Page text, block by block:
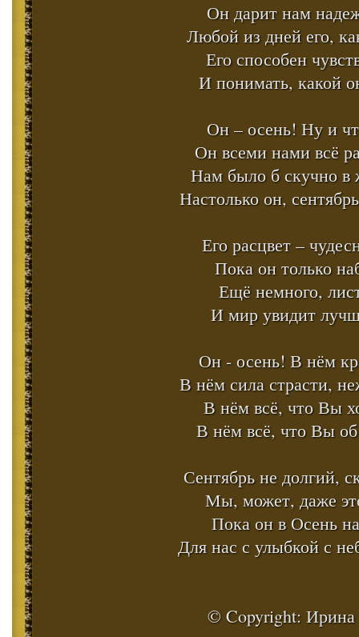
Он дарит нам
Любой из дней его,
Его способен
И понимать, какой
Он – осень! Ну и
Он всеми нами всё
Нам было б скучно в
Настолько он,
Его расцвет –
Пока он только
Ещё немного,
И мир увидит
Он - осень! В нём
В нём сила страсти,
В нём всё, что Вы
В нём всё, что Вы
Сентябрь не долгий,
Мы, может, даже
Пока он в Осень
Для нас с улыбкой с
© Copyright: Ирина